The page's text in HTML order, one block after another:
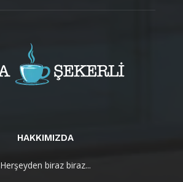
HAKKIMIZDA
Herşeyden biraz biraz...